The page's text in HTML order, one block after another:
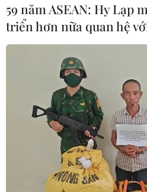
TIN CÙNG CHUYÊN
59 năm ASEAN: Hy Lạp
triển hơn nữa quan hệ